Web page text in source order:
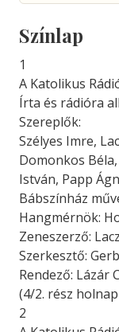
Színlap
1
A Katolikus
Írta és rádióra
Szereplők:
Szélyes Imre,
Domonkos
István, Papp
Bábszínház
Hangmérnök:
Zeneszerző:
Szerkesztő:
Rendező: Lázár
(4/2. rész holnap
2